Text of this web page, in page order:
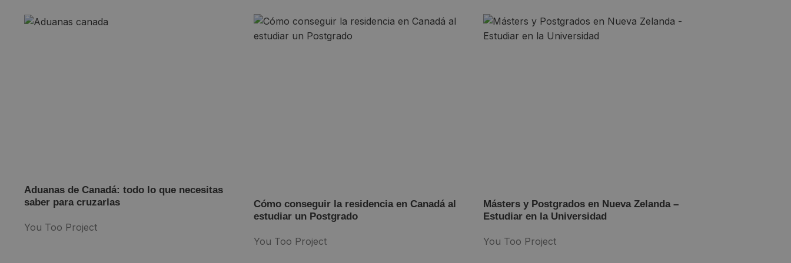
Aduanas de Canadá: todo lo que necesitas
saber para cruzarlas
You Too Project
Cómo conseguir la residencia en Canadá al
estudiar un Postgrado
You Too Project
Másters y Postgrados en Nueva Zelanda –
Estudiar en la Universidad
You Too Project